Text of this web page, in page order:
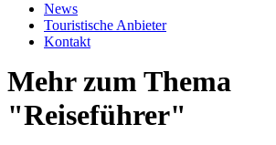
News
Touristische Anbieter
Kontakt
Mehr zum Thema
"Reiseführer"